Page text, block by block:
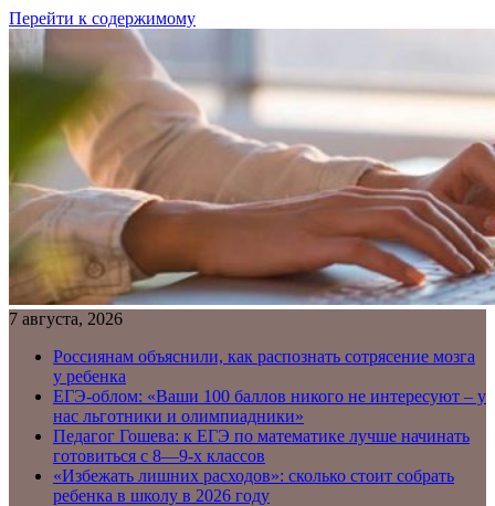
Перейти к содержимому
7 августа, 2026
Россиянам объяснили, как распознать сотрясение мозга
у ребенка
ЕГЭ-облом: «Ваши 100 баллов никого не интересуют – у
нас льготники и олимпиадники»
Педагог Гошева: к ЕГЭ по математике лучше начинать
готовиться с 8—9-х классов
«Избежать лишних расходов»: сколько стоит собрать
ребенка в школу в 2026 году